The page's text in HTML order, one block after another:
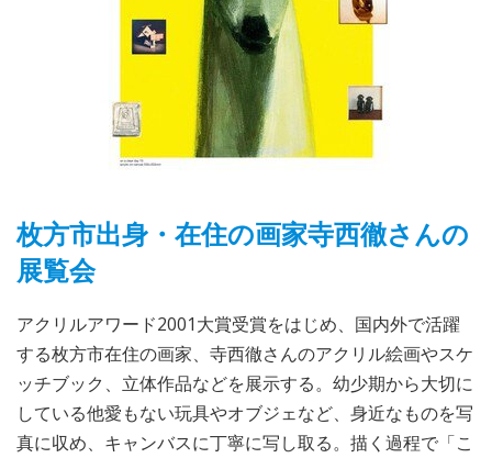
枚方市出身・在住の画家寺西徹さんの
展覧会
アクリルアワード2001大賞受賞をはじめ、国内外で活躍
する枚方市在住の画家、寺西徹さんのアクリル絵画やスケ
ッチブック、立体作品などを展示する。幼少期から大切に
している他愛もない玩具やオブジェなど、身近なものを写
真に収め、キャンバスに丁寧に写し取る。描く過程で「こ